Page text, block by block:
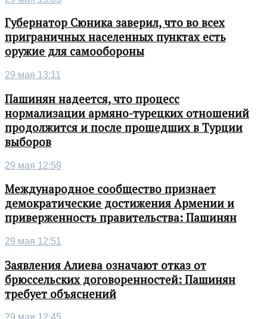
Губернатор Сюника заверил, что во всех
приграничных населенных пунктах есть
оружие для самообороны
29 мая 13:11
Пашинян надеется, что процесс
нормализации армяно-турецких отношений
продолжится и после прошедших в Турции
выборов
29 мая 12:59
Международное сообщество признает
демократические достижения Армении и
приверженность правительства: Пашинян
29 мая 12:51
Заявления Алиева означают отказ от
брюссельских договоренностей: Пашинян
требует объяснений